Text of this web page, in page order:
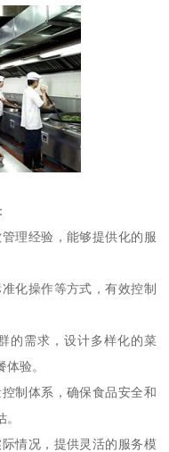
理经验，能够提供化的服
化操作等方式，有效控制
的需求，设计多样化的菜
验。
制体系，确保食品安全和
情况，提供灵活的服务模